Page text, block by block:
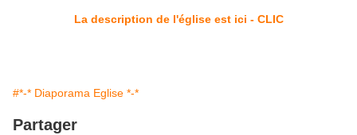
La description de l'église est ici - CLIC
#*-* Diaporama Eglise *-*
Partager